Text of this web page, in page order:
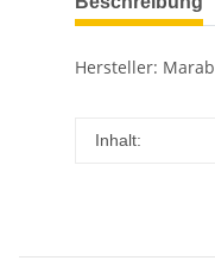
Hersteller:
Inhalt: